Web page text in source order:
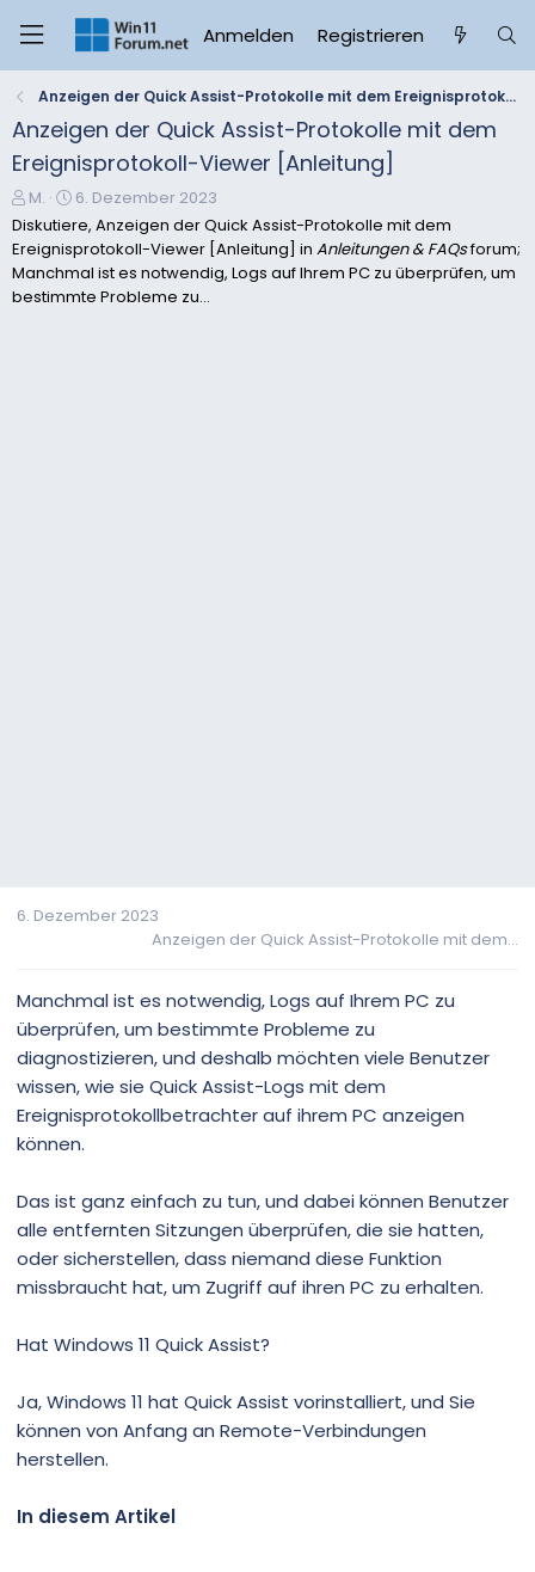
Anmelden Registrieren
Anzeigen der Quick Assist-Protokolle mit dem Ereignisprotokoll-Viewer [Anleitung]
Anzeigen der Quick Assist-Protokolle mit dem
Ereignisprotokoll-Viewer [Anleitung]
E
r
s
t
e
M.
E
r
s
t
e
6. Dezember 2023
Diskutiere, Anzeigen der Quick Assist-Protokolle mit dem
Ereignisprotokoll-Viewer [Anleitung] in Anleitungen & FAQsforum;
Manchmal ist es notwendig, Logs auf Ihrem PC zu überprüfen, um
bestimmte Probleme zu...
6. Dezember 2023
Anzeigen der Quick Assist-Protokolle mit dem...
Manchmal ist es notwendig, Logs auf Ihrem PC zu
überprüfen, um bestimmte Probleme zu
diagnostizieren, und deshalb möchten viele Benutzer
wissen, wie sie Quick Assist-Logs mit dem
Ereignisprotokollbetrachter auf ihrem PC anzeigen
können.
Das ist ganz einfach zu tun, und dabei können Benutzer
alle entfernten Sitzungen überprüfen, die sie hatten,
oder sicherstellen, dass niemand diese Funktion
missbraucht hat, um Zugriff auf ihren PC zu erhalten.
Hat Windows 11 Quick Assist?
Ja, Windows 11 hat Quick Assist vorinstalliert, und Sie
können von Anfang an Remote-Verbindungen
herstellen.
In diesem Artikel